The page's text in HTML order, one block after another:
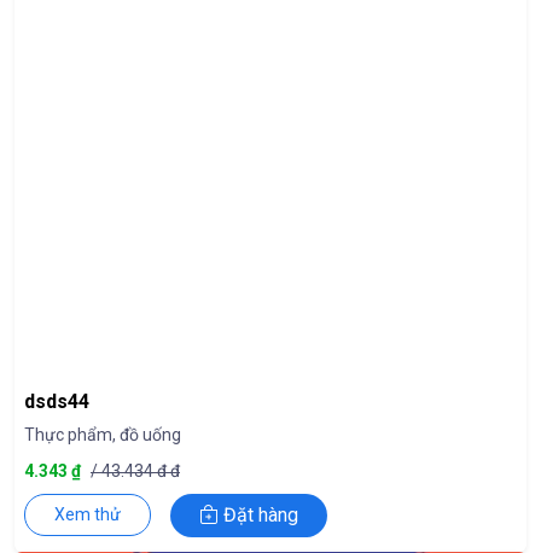
dsds44
Thực phẩm, đồ uống
4.343 ₫ / 43.434 đ đ
Xem thử Đặt hàng